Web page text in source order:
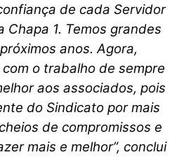
de cada Servidor
Chapa 1. Temos grandes
anos. Agora,
o trabalho de sempre
aos associados, pois
do Sindicato por mais
de compromissos e
mais e melhor”, conclui